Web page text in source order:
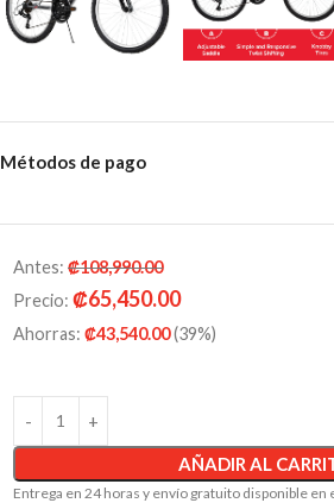
Métodos de pago
Antes: ₡108,990.00
Precio: ₡65,450.00
Ahorras: ₡43,540.00(39%)
AÑADIR AL
Entrega en 24 horas y envío gratuito disponible en